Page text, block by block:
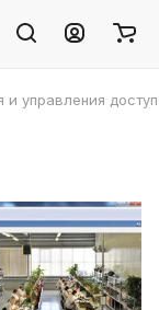
и управления